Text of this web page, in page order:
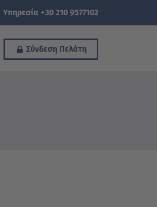
Υπηρεσία +30 210 9577102
Σύνδεση Πελάτη